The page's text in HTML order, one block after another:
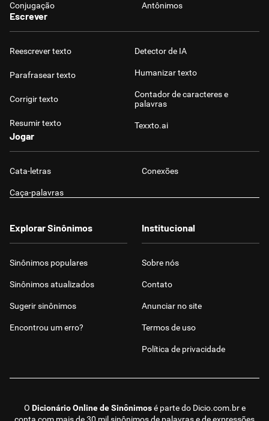
Conjugação Antônimos
Escrever
Reescrever texto
Parafrasear texto
Corrigir texto
Resumir texto
Detector de IA
Humanizar texto
Contador de caracteres e
palavras
Texxto.ai
Jogar
Cata-letras Conexões
Caça-palavras
O Dicionário Online de Sinônimosé parte do Dicio.com.bre
Explorar Sinônimos
Sinônimos populares
Sinônimos atualizados
Sugerir sinônimos
Encontrou um erro?
Institucional
Sobre nós
Contato
Anunciar no site
Termos de uso
Política de privacidade